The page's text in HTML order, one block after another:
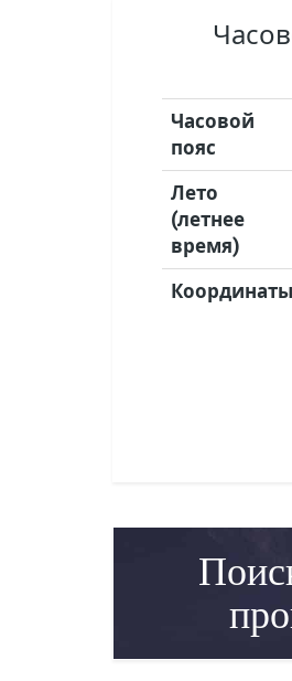
Часовой
пояс
Лето
(летнее
время)
Координаты